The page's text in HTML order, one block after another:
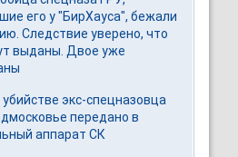
его у "БирХауса", бежали
Следствие уверено, что
выданы. Двое уже
экс-спецназовца
передано в
аппарат СК